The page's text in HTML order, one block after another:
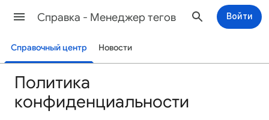
Cправка - Менеджер тегов Войти
Справочный центр Новости
Политика
конфиденциальности